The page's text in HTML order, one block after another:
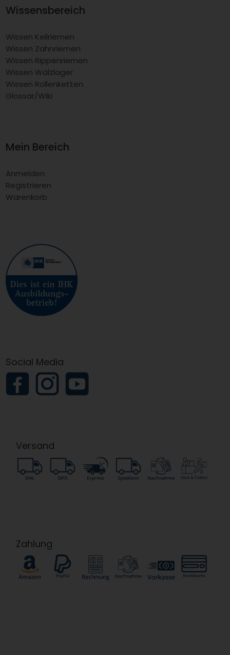
Wissensbereich
Wissen Keilriemen
Wissen Zahnriemen
Wissen Rippenriemen
Wissen Wälzlager
Wissen Rollenketten
Glossar/Wiki
Mein Bereich
Anmelden
Registrieren
Warenkorb
Social Media
Versand
Zahlung